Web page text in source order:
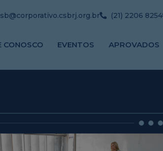
(21) 2206 8254
CONOSCO EVENTOS APROVADOS